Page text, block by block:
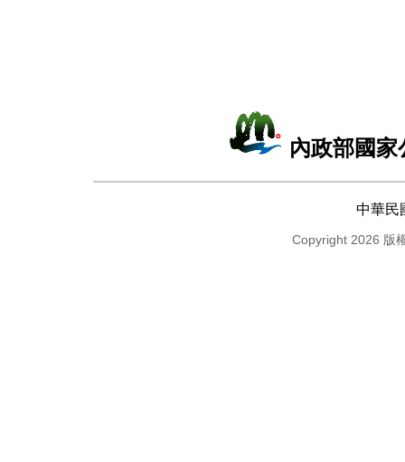
內政部國
中華民
Copyright 2026 版